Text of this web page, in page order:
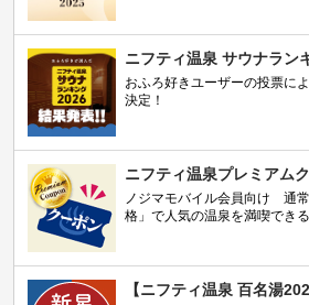
ニフティ温泉 サウナラン
おふろ好きユーザーの投票に
決定！
ニフティ温泉プレミアム
ノジマモバイル会員向け 通
格」で人気の温泉を満喫できる
【ニフティ温泉 百名湯